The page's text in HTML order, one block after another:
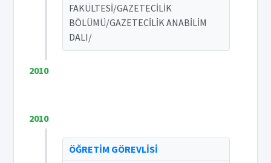
FAKÜLTESİ/GAZETECİLİK
BÖLÜMÜ/GAZETECİLİK ANABİLİM
DALI/
2010
2010
ÖĞRETİM GÖREVLİSİ